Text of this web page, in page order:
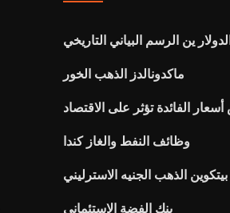
ين الرسم البياني التاريخي
ماكدونالدز الذهب الخور
الفائدة تؤثر على الاقتصاد
وظائف النفط والغاز كندا
الذهب الجنيه الاسترليني
بنك الفضة الاستئماني